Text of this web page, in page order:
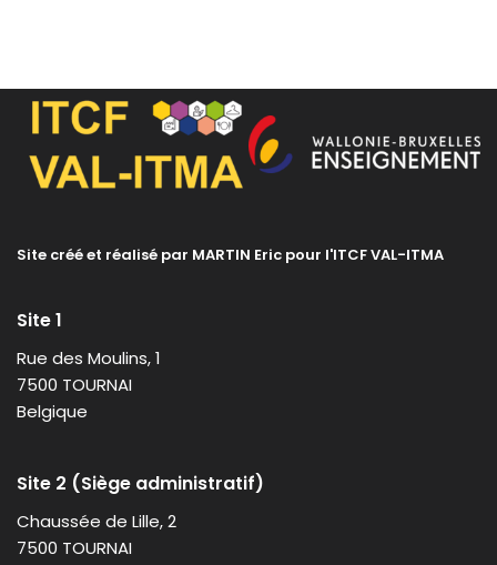
Site créé et réalisé par MARTIN Eric pour l'ITCF VAL-ITMA
Site 1
Rue des Moulins, 1
7500 TOURNAI
Belgique
Site 2 (Siège administratif)
Chaussée de Lille, 2
7500 TOURNAI